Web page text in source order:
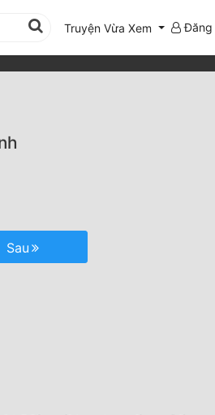
Truyện Vừa Xem Đăng
Sau